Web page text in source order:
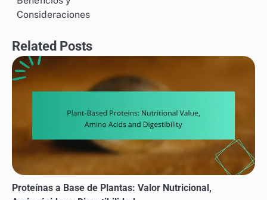
cambio, el aceite de oliva virgen extra tiene un punto
más adecuado para aderezos y cocciones a fuego
medio.
Al elegir un aceite para cocinar, es crucial tener en
humo y sabores amargos. Para frituras profundas, se
recomienda usar aceites con puntos de humo altos,
como el de cacahuate o el de girasol.
PRODUCTOS ALIMENTICIOS NUTRICIONALES: COMPARANDO DIFERENTES
OPCIONES